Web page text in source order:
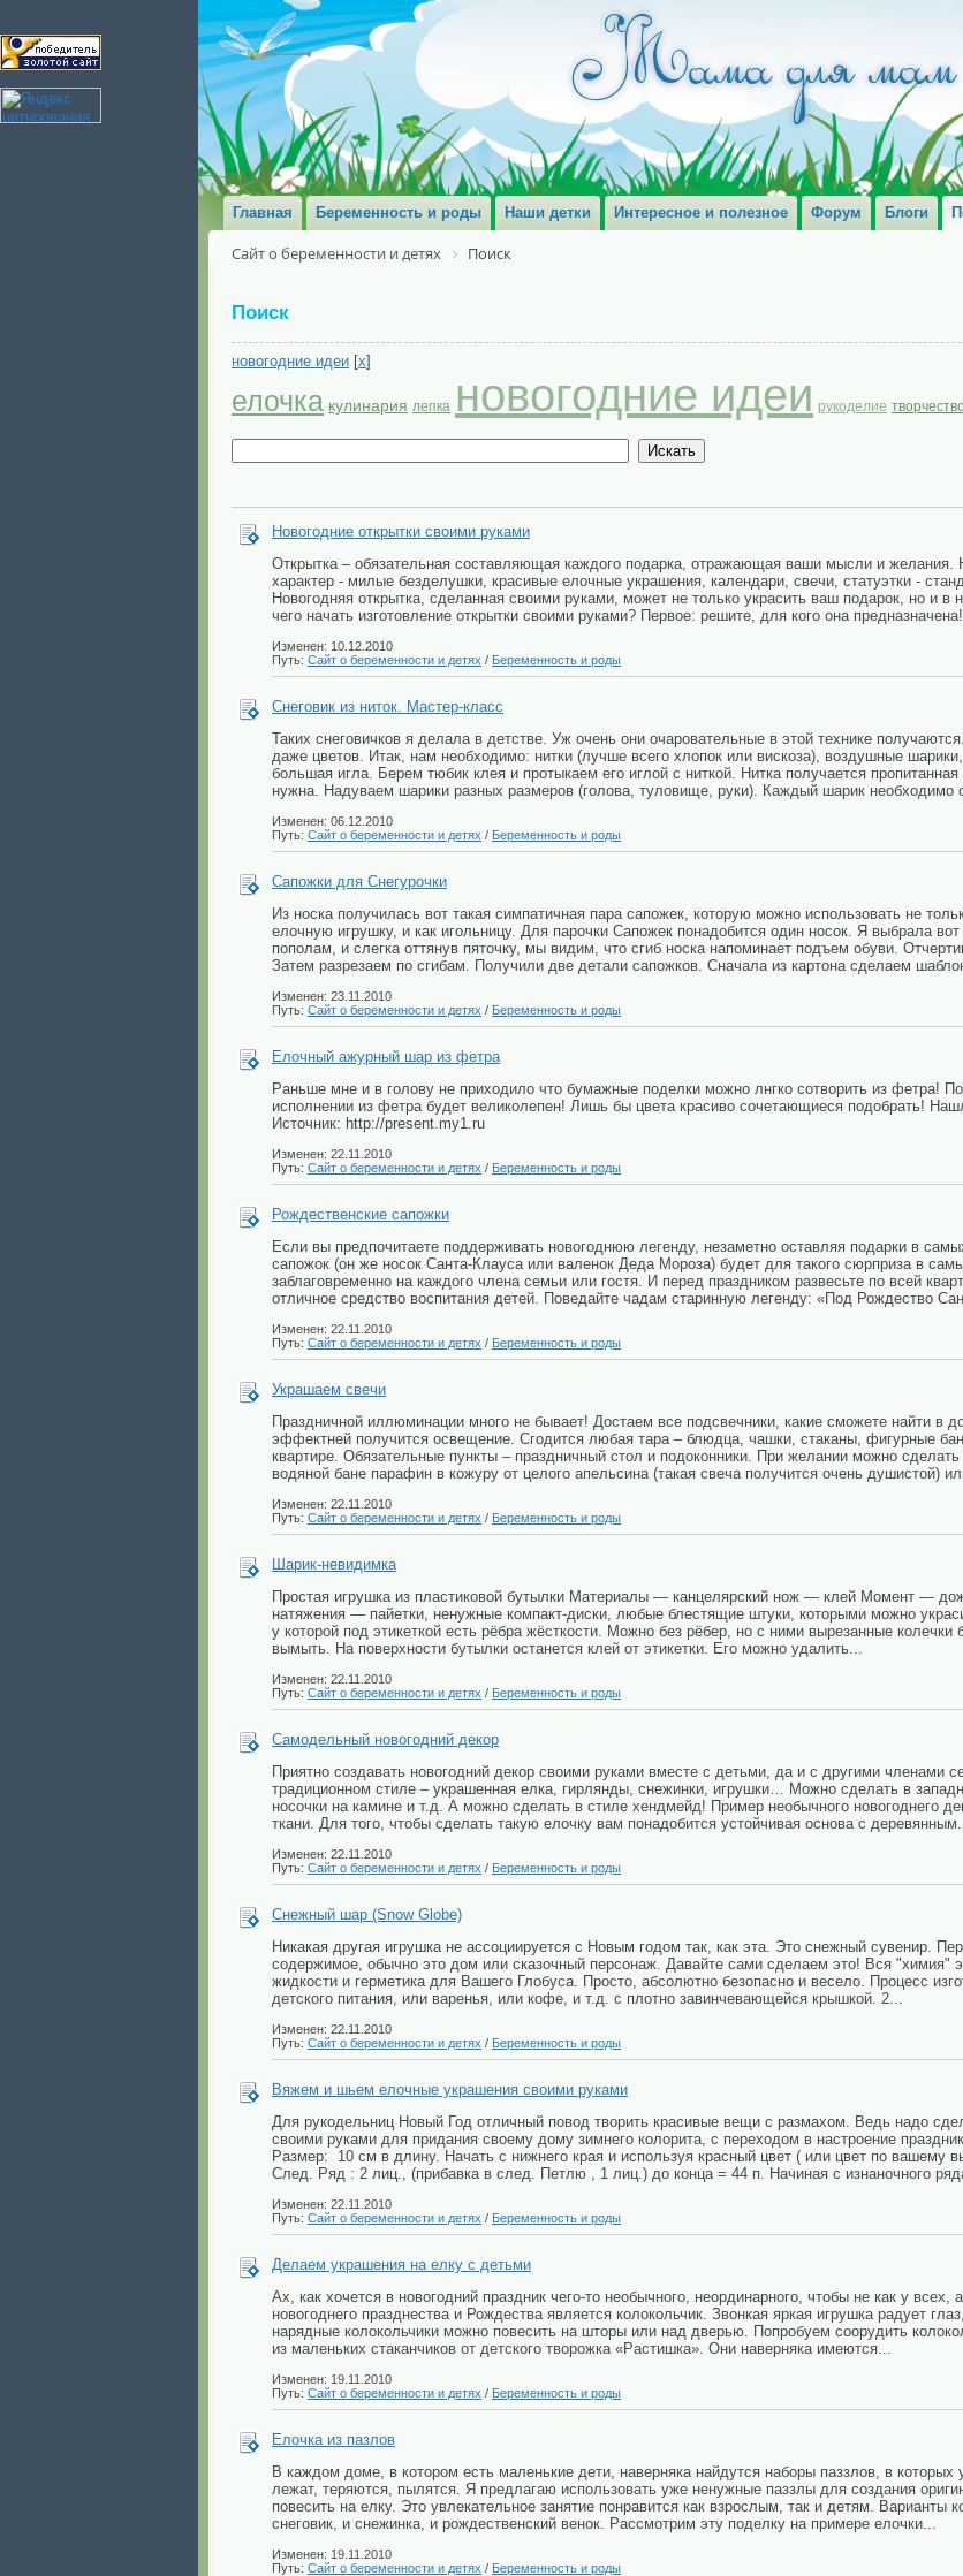
Главная Беременность и роды Наши детки Интересное и полезное Форум Блоги
Сайт о беременности и детях Поиск
Поиск
новогодние идеи [x]
елочка кулинария лепка новогодние идеи рукоделие творчество
Новогодние открытки своими руками
Открытка – обязательная составляющая каждого подарка, отражающая ваши мысли и желания.
характер - милые безделушки, красивые елочные украшения, календари, свечи, статуэтки -
Новогодняя открытка, сделанная своими руками, может не только украсить ваш подарок, но и в
чего начать изготовление открытки своими руками? Первое: решите, для кого она
Изменен: 10.12.2010
Путь: Сайт о беременности и детях / Беременность и роды
Снеговик из ниток. Мастер-класс
Таких снеговичков я делала в детстве. Уж очень они очаровательные в этой технике
даже цветов. Итак, нам необходимо: нитки (лучше всего хлопок или вискоза), воздушные
большая игла. Берем тюбик клея и протыкаем его иглой с ниткой. Нитка получается
нужна. Надуваем шарики разных размеров (голова, туловище, руки). Каждый шарик необходимо
Изменен: 06.12.2010
Путь: Сайт о беременности и детях / Беременность и роды
Сапожки для Снегурочки
Из носка получилась вот такая симпатичная пара сапожек, которую можно использовать не
елочную игрушку, и как игольницу. Для парочки Сапожек понадобится один носок. Я выбрала
пополам, и слегка оттянув пяточку, мы видим, что сгиб носка напоминает подъем обуви.
Затем разрезаем по сгибам. Получили две детали сапожков. Сначала из картона сделаем
Изменен: 23.11.2010
Путь: Сайт о беременности и детях / Беременность и роды
Елочный ажурный шар из фетра
Раньше мне и в голову не приходило что бумажные поделки можно лнгко сотворить из фетра!
исполнении из фетра будет великолепен! Лишь бы цвета красиво сочетающиеся подобрать!
Источник: http://present.my1.ru
Изменен: 22.11.2010
Путь: Сайт о беременности и детях / Беременность и роды
Рождественские сапожки
Если вы предпочитаете поддерживать новогоднюю легенду, незаметно оставляя подарки в
сапожок (он же носок Санта-Клауса или валенок Деда Мороза) будет для такого сюрприза в
заблаговременно на каждого члена семьи или гостя. И перед праздником развесьте по всей
отличное средство воспитания детей. Поведайте чадам старинную легенду: «Под Рождество
Изменен: 22.11.2010
Путь: Сайт о беременности и детях / Беременность и роды
Украшаем свечи
Праздничной иллюминации много не бывает! Достаем все подсвечники, какие сможете найти в
эффектней получится освещение. Сгодится любая тара – блюдца, чашки, стаканы, фигурные
квартире. Обязательные пункты – праздничный стол и подоконники. При желании можно
водяной бане парафин в кожуру от целого апельсина (такая свеча получится очень душистой)
Изменен: 22.11.2010
Путь: Сайт о беременности и детях / Беременность и роды
Шарик-невидимка
Простая игрушка из пластиковой бутылки Материалы — канцелярский нож — клей Момент —
натяжения — пайетки, ненужные компакт-диски, любые блестящие штуки, которыми можно
у которой под этикеткой есть рёбра жёсткости. Можно без рёбер, но с ними вырезанные
вымыть. На поверхности бутылки останется клей от этикетки. Его можно удалить...
Изменен: 22.11.2010
Путь: Сайт о беременности и детях / Беременность и роды
Самодельный новогодний декор
Приятно создавать новогодний декор своими руками вместе с детьми, да и с другими членами
традиционном стиле – украшенная елка, гирлянды, снежинки, игрушки… Можно сделать в
носочки на камине и т.д. А можно сделать в стиле хендмейд! Пример необычного новогоднего
ткани. Для того, чтобы сделать такую елочку вам понадобится устойчивая основа с деревянным...
Изменен: 22.11.2010
Путь: Сайт о беременности и детях / Беременность и роды
Снежный шар (Snow Globe)
Никакая другая игрушка не ассоциируется с Новым годом так, как эта. Это снежный сувенир.
содержимое, обычно это дом или сказочный персонаж. Давайте сами сделаем это! Вся "химия"
жидкости и герметика для Вашего Глобуса. Просто, абсолютно безопасно и весело. Процесс
детского питания, или варенья, или кофе, и т.д. с плотно завинчевающейся крышкой. 2...
Изменен: 22.11.2010
Путь: Сайт о беременности и детях / Беременность и роды
Вяжем и шьем елочные украшения своими руками
Для рукодельниц Новый Год отличный повод творить красивые вещи с размахом. Ведь надо
своими руками для придания своему дому зимнего колорита, с переходом в настроение
Размер: 10 см в длину. Начать с нижнего края и используя красный цвет ( или цвет по вашему
След. Ряд : 2 лиц., (прибавка в след. Петлю , 1 лиц.) до конца = 44 п. Начиная с изнаночного
Изменен: 22.11.2010
Путь: Сайт о беременности и детях / Беременность и роды
Делаем украшения на елку с детьми
Ах, как хочется в новогодний праздник чего-то необычного, неординарного, чтобы не как у
новогоднего празднества и Рождества является колокольчик. Звонкая яркая игрушка радует
нарядные колокольчики можно повесить на шторы или над дверью. Попробуем соорудить
из маленьких стаканчиков от детского творожка «Растишка». Они наверняка имеются...
Изменен: 19.11.2010
Путь: Сайт о беременности и детях / Беременность и роды
Елочка из пазлов
В каждом доме, в котором есть маленькие дети, наверняка найдутся наборы паззлов, в которых
лежат, теряются, пылятся. Я предлагаю использовать уже ненужные паззлы для создания
повесить на елку. Это увлекательное занятие понравится как взрослым, так и детям. Варианты
снеговик, и снежинка, и рождественский венок. Рассмотрим эту поделку на примере елочки...
Изменен: 19.11.2010
Путь: Сайт о беременности и детях / Беременность и роды